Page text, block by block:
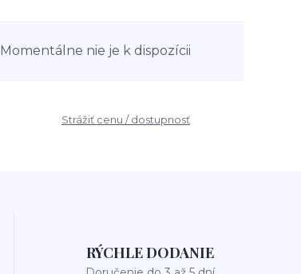
Momentálne nie je k dispozícii
Strážiť cenu / dostupnosť
RÝCHLE DODANIE